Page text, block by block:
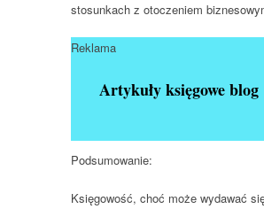
stosunkach z otoczeniem
Reklama
Artykuły księgowe blog
Podsumowanie:
Księgowość, choć może wydawać